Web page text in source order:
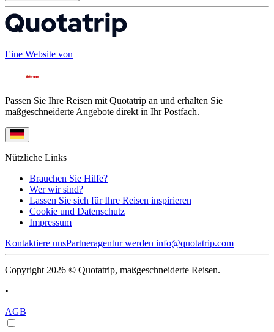
Eine Website von
Passen Sie Ihre Reisen mit Quotatrip an und erhalten Sie
maßgeschneiderte Angebote direkt in Ihr Postfach.
Nützliche Links
Brauchen Sie Hilfe?
Wer wir sind?
Lassen Sie sich für Ihre Reisen inspirieren
Cookie und Datenschutz
Impressum
Kontaktiere unsPartneragentur werden info@quotatrip.com
Copyright 2026 © Quotatrip, maßgeschneiderte Reisen.
•
AGB